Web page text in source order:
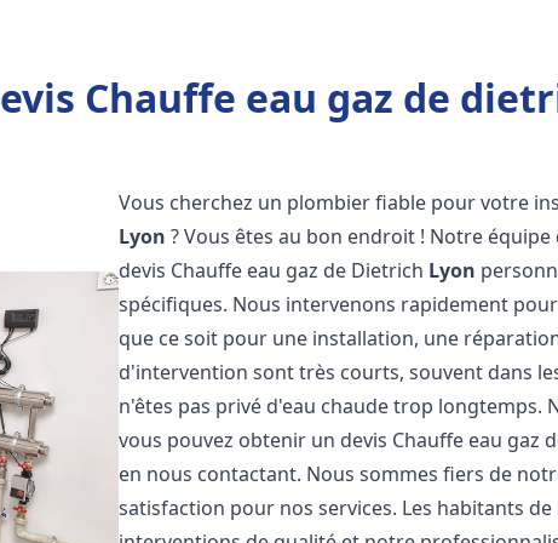
Chauffe eau gaz de
Vous cherchez un plombier fiable pour votre
Lyon ? Vous êtes au bon endroit ! Notre
devis Chauffe eau gaz de Dietrich Lyon
spécifiques. Nous intervenons rapidement
que ce soit pour une installation, une
d'intervention sont très courts, souvent dans
n'êtes pas privé d'eau chaude trop
vous pouvez obtenir un devis Chauffe eau gaz
en nous contactant. Nous sommes fiers de
satisfaction pour nos services. Les habitants de